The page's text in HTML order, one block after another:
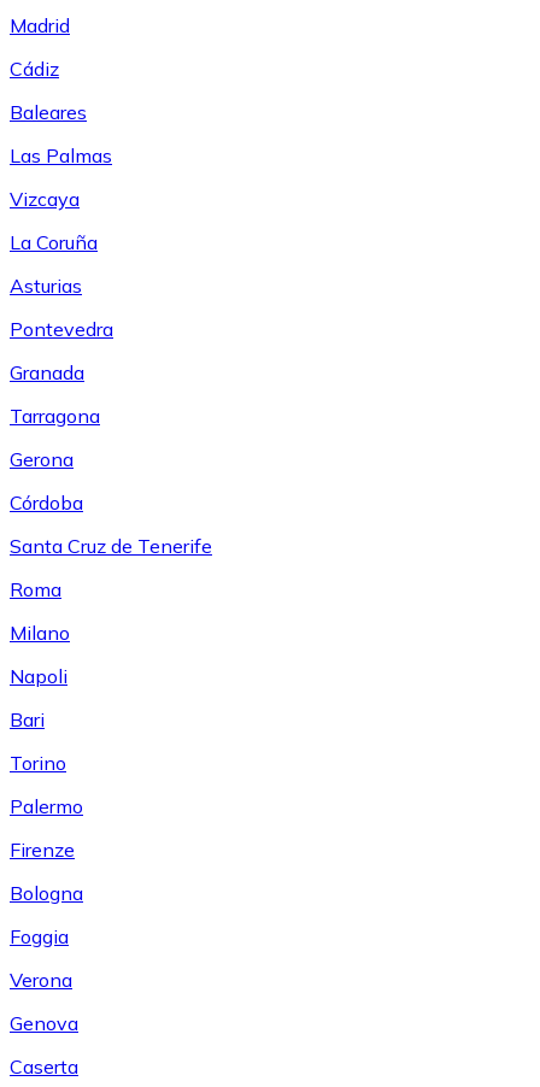
Madrid
Cádiz
Baleares
Las Palmas
Vizcaya
La Coruña
Asturias
Pontevedra
Granada
Tarragona
Gerona
Córdoba
Santa Cruz de Tenerife
Roma
Milano
Napoli
Bari
Torino
Palermo
Firenze
Bologna
Foggia
Verona
Genova
Caserta